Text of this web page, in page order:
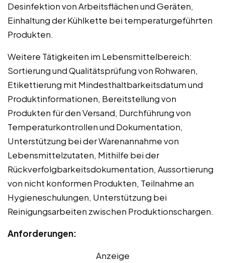
Desinfektion von Arbeitsflächen und Geräten,
Einhaltung der Kühlkette bei temperaturgeführten
Produkten.
Weitere Tätigkeiten im Lebensmittelbereich:
Sortierung und Qualitätsprüfung von Rohwaren,
Etikettierung mit Mindesthaltbarkeitsdatum und
Produktinformationen, Bereitstellung von
Produkten für den Versand, Durchführung von
Temperaturkontrollen und Dokumentation,
Unterstützung bei der Warenannahme von
Lebensmittelzutaten, Mithilfe bei der
Rückverfolgbarkeitsdokumentation, Aussortierung
von nicht konformen Produkten, Teilnahme an
Hygieneschulungen, Unterstützung bei
Reinigungsarbeiten zwischen Produktionschargen.
Anforderungen:
Anzeige